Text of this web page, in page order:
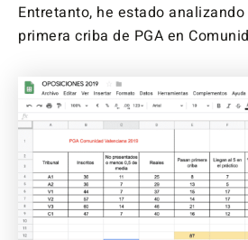
Entretanto, he estado
primera criba de PGA en